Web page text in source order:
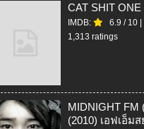
CAT SHIT
IMDB: 6.9 / 10
1,313 ratings
MIDNIGHT FM
(2010) เอฟเอ็ม